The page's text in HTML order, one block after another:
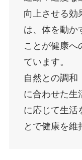
向上させる効
は、体を動か
ことが健康へ
ています。
自然との調和
に合わせた生
に応じて生活
とで健康を維